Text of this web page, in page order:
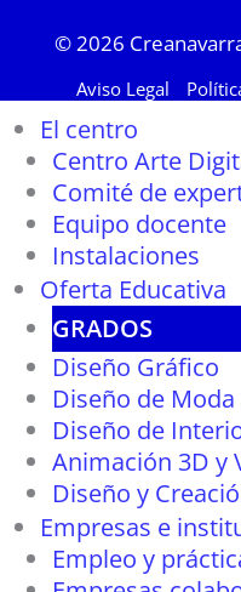
© 2026
Aviso Legal
El centro
Centro Arte
Comité de
Equipo docente
Instalaciones
Oferta Educativa
GRADOS
Diseño Gráfico
Diseño de Moda
Diseño de
Animación 3D y
Diseño y
Empresas e
Empleo y